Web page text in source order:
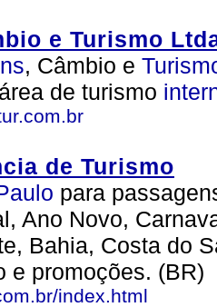
e Turismo
, Câmbio e
de turismo
de Turismo
para
Ano Novo,
Bahia, Costa do
e promoções. (BR)
index.html